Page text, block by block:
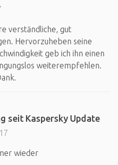
verständliche, gut
Hervorzuheben seine
geb ich ihn einen
weiterempfehlen.
seit Kaspersky Update
wieder